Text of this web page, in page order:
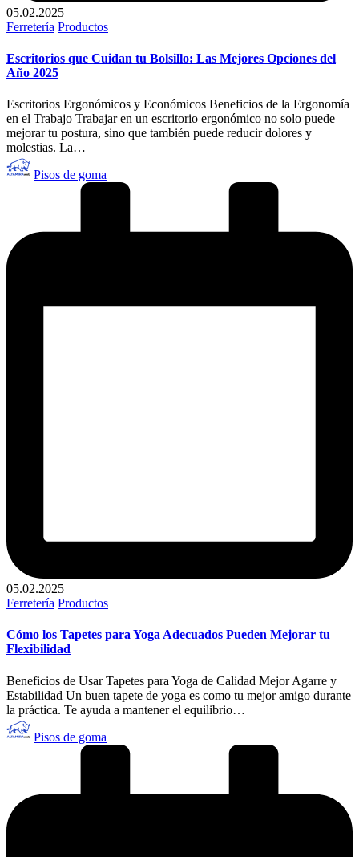
05.02.2025
Publicado
Ferretería Productos
Escritorios que Cuidan tu Bolsillo: Las Mejores Opciones del
Año 2025
Escritorios Ergonómicos y Económicos Beneficios de la Ergonomía
en el Trabajo Trabajar en un escritorio ergonómico no solo puede
mejorar tu postura, sino que también puede reducir dolores y
molestias. La…
Publicado
por
Pisos de goma
05.02.2025
Publicado
Ferretería Productos
Cómo los Tapetes para Yoga Adecuados Pueden Mejorar tu
Flexibilidad
Beneficios de Usar Tapetes para Yoga de Calidad Mejor Agarre y
Estabilidad Un buen tapete de yoga es como tu mejor amigo durante
la práctica. Te ayuda a mantener el equilibrio…
Publicado
por
Pisos de goma